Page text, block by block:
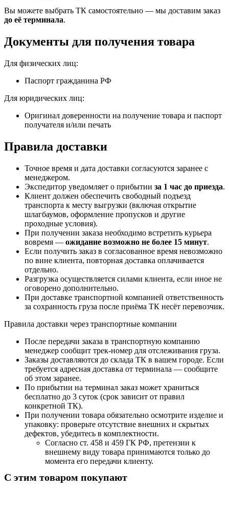
Вы можете выбрать ТК самостоятельно — мы доставим заказ
до её терминала.
Документы для получения товара
Для физических лиц:
Паспорт гражданина РФ
Для юридических лиц:
Оригинал доверенности на получение товара и паспорт
получателя и/или печать
Правила доставки
Точное время и дата доставки согласуются заранее с
менеджером.
Экспедитор уведомляет о прибытии за 1 час до приезда.
Клиент должен обеспечить свободный подъезд
транспорта к месту выгрузки (включая открытие
шлагбаумов, оформление пропусков и другие
проходные условия).
При получении заказа необходимо встретить курьера
вовремя — ожидание возможно не более 15 минут.
Если получить заказ в согласованное время невозможно
по вине клиента, повторная доставка оплачивается
отдельно.
Разгрузка осуществляется силами клиента, если иное не
оговорено дополнительно.
При доставке транспортной компанией ответственность
за сохранность груза после приёма ТК несёт перевозчик.
Правила доставки через транспортные компании
После передачи заказа в транспортную компанию
менеджер сообщит трек-номер для отслеживания груза.
Заказы доставляются до склада ТК в вашем городе. Если
требуется адресная доставка от терминала — сообщите
об этом заранее.
По прибытии на терминал заказ может храниться
бесплатно до 3 суток (срок зависит от правил
конкретной ТК).
При получении товара обязательно осмотрите изделие и
упаковку: проверьте отсутствие внешних и скрытых
дефектов, убедитесь в комплектности.
Согласно ст. 458 и 459 ГК РФ, претензии к
внешнему виду товара принимаются только до
момента его передачи клиенту.
С этим товаром покупают